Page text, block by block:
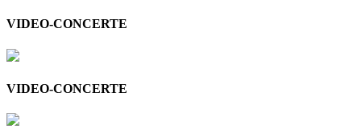
VIDEO-CONCERTE
VIDEO-CONCERTE